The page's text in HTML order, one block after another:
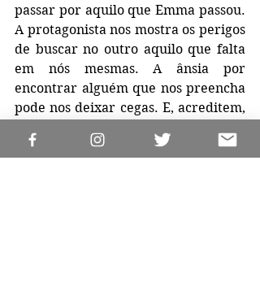
passar por aquilo que Emma passou.
A protagonista nos mostra os perigos
de buscar no outro aquilo que falta
em nós mesmas. A ânsia por
encontrar alguém que nos preencha
pode nos deixar cegas. E, acreditem,
surpreendentemente elevada. Não